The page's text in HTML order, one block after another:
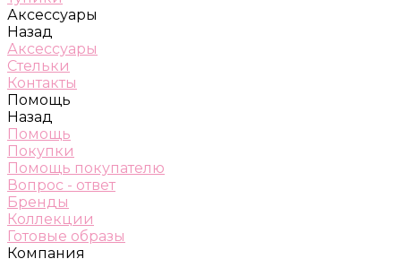
Аксессуары
Назад
Аксессуары
Стельки
Контакты
Помощь
Назад
Помощь
Покупки
Помощь покупателю
Вопрос - ответ
Бренды
Коллекции
Готовые образы
Компания